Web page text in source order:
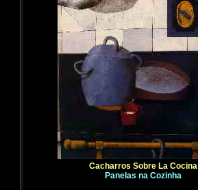
Cacharros Sobre La Cocina
Panelas na Cozinha